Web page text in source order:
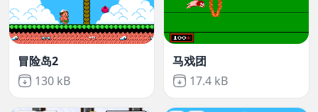
冒险岛2
Not downloaded
130 kB
马戏团
Not downloaded
17.4 kB